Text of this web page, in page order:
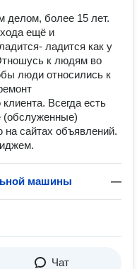
более 15 лет.
ещё и
ладится как у
к людям во
люди относились к
Всегда есть
(обслуженные)
сайтах объявлений.
машины —
Чат